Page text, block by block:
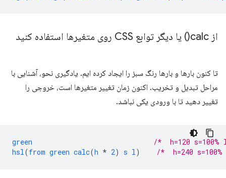
از calc( ) یا دیگر توابع CSS روی متغیرها استفاده کنید
تا کنون بارها و بارها رنگ سبز را ایجاد کرده ایم. یادگیری نحو، آشنایی با
مراحل تبدیل و تخریب. اکنون زمان تغییر متغیرها است، خروجی را
تغییر دهید تا با ورودی یکی نباشد.
green
/*  h=120
hsl (from green calc(h * 2) s l ) /*  h=240